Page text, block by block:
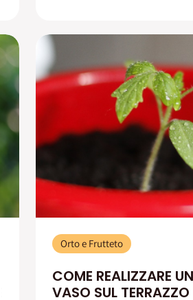
Orto e Frutteto
COME REALIZZARE
VASO SUL TERRAZZO